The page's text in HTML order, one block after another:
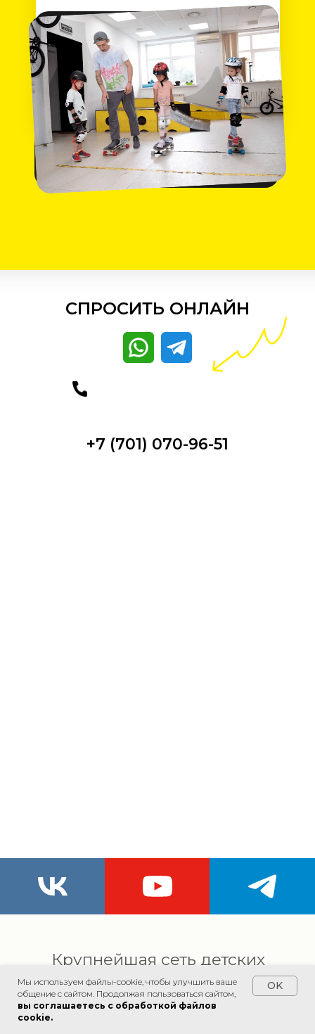
СПРОСИТЬ ОНЛАЙН
+7 (701) 070-96-51
Мы используем файлы-cookie, чтобы улучшить ваше
общение с сайтом. Продолжая пользоваться сайтом,
вы соглашаетесь с обработкой файлов
cookie.
OK
Крупнейшая сеть детских
мультиспортивных клубов в
России